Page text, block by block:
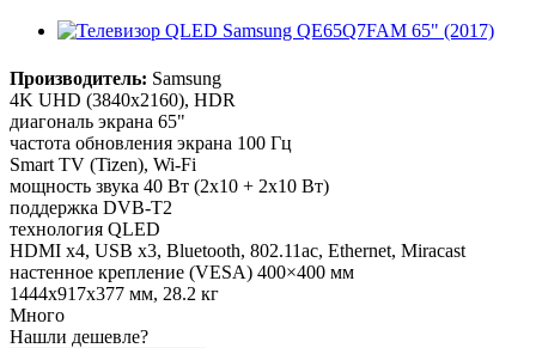
Производитель: Samsung
4K UHD (3840x2160), HDR
диагональ экрана 65"
частота обновления экрана 100 Гц
Smart TV (Tizen), Wi-Fi
мощность звука 40 Вт (2х10 + 2х10 Вт)
поддержка DVB-T2
технология QLED
HDMI x4, USB x3, Bluetooth, 802.11ac, Ethernet, Miracast
настенное крепление (VESA) 400×400 мм
1444x917x377 мм, 28.2 кг
Много
Нашли дешевле?